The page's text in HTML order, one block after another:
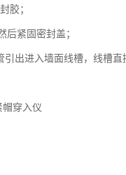
胶；
紧固密封盖；
出进入墙面线槽，线槽直
帽穿入仪